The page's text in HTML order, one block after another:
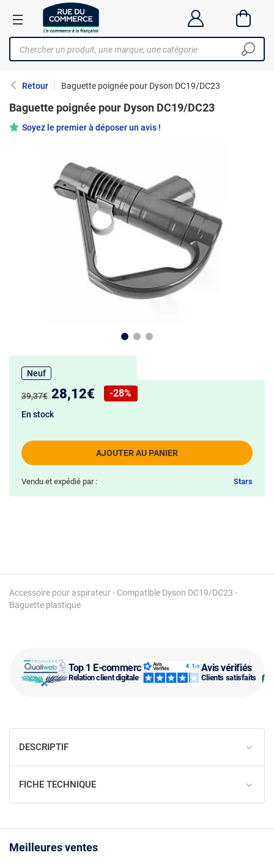
Retour Baguette poignée pour Dyson DC19/DC23
Top 1 E-commerce
Relation client digitale
Avis vérifiés
Clients satisfaits
Baguette poignée pour Dyson DC19/DC23
Soyez le premier à déposer un avis !
Accessoire pour aspirateur - Compatible Dyson DC19/DC23 -
Baguette plastique
Neuf
Ancien prix :
39,37€ Nouveau prix :
28,12€
Réduction de :
-28%
AJOUTER AU PANIER
En stock
Vendu et expédié par : Stars
DESCRIPTIF
FICHE TECHNIQUE
Meilleures ventes